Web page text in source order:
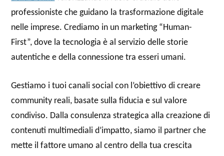
professioniste che guidano la trasformazione digitale
nelle imprese. Crediamo in un marketing “Human-
First”, dove la tecnologia è al servizio delle storie
autentiche e della connessione tra esseri umani.
Gestiamo i tuoi canali social con l’obiettivo di creare
community reali, basate sulla fiducia e sul valore
condiviso. Dalla consulenza strategica alla creazione di
contenuti multimediali d’impatto, siamo il partner che
mette il fattore umano al centro della tua crescita